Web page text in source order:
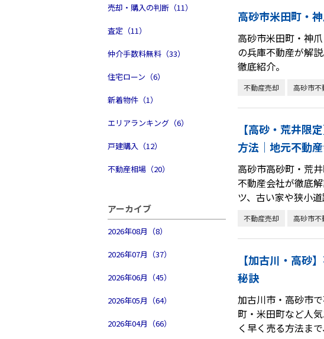
売却・購入の判断（11）
査定（11）
仲介手数料無料（33）
住宅ローン（6）
新着物件（1）
エリアランキング（6）
戸建購入（12）
不動産相場（20）
アーカイブ
2026年08月（8）
2026年07月（37）
2026年06月（45）
2026年05月（64）
2026年04月（66）
高砂市米田町・
高砂市米田町・神
の兵庫不動産が解
徹底紹介。
不動産売却 高砂市不
【高砂・荒井限
方法｜地元不動
高砂市高砂町・荒
不動産会社が徹底
ツ、古い家や狭小
不動産売却 高砂市不
【加古川・高砂
秘訣
加古川市・高砂市
町・米田町など人
く早く売る方法ま